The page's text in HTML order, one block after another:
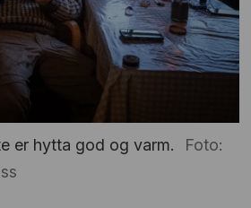
er hytta god og varm.
Foto: